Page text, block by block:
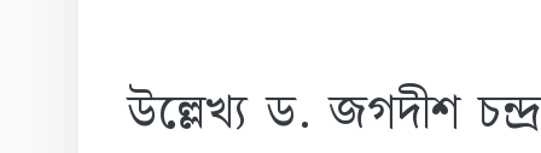
উল্লেখ্য ড. জগদীশ